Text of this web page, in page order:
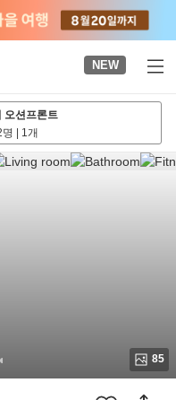
NEW
오션프론트
명 | 1개
85